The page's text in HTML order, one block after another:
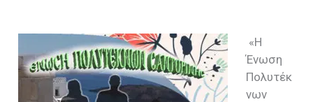
«Η
Ένωση
Πολυτέκ
νων